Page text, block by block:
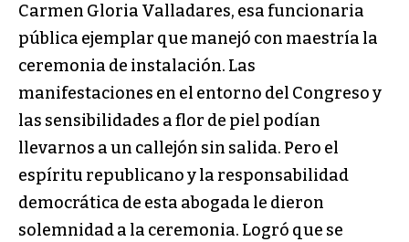
Carmen Gloria Valladares, esa funcionaria
pública ejemplar que manejó con maestría la
ceremonia de instalación. Las
manifestaciones en el entorno del Congreso y
las sensibilidades a flor de piel podían
llevarnos a un callejón sin salida. Pero el
espíritu republicano y la responsabilidad
democrática de esta abogada le dieron
solemnidad a la ceremonia. Logró que se